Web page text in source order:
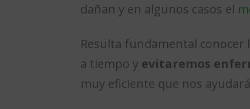
dañan y en algunos casos el
Resulta fundamental conocer
a tiempo y evitaremos
muy eficiente que nos